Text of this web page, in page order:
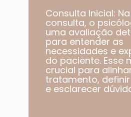
Consulta Inicial:
consulta, o
uma avaliação
para entender as
necessidades e
do paciente. Esse
crucial para
tratamento,
e esclarecer